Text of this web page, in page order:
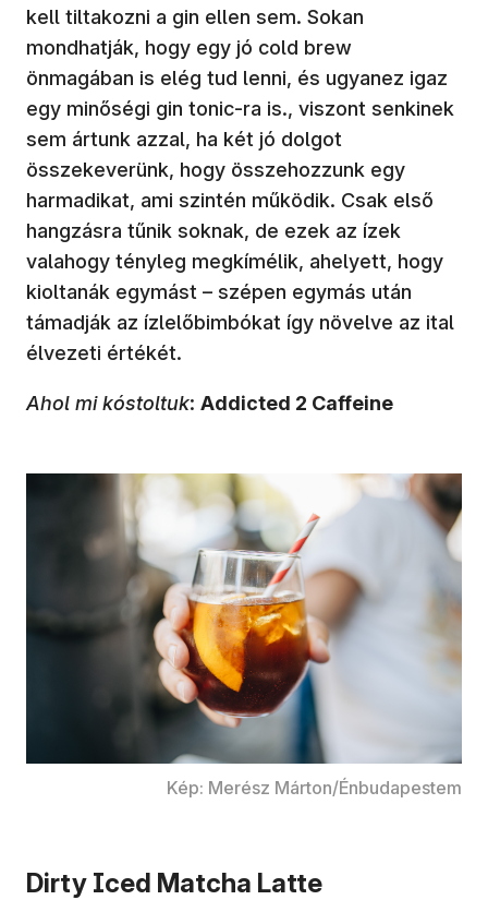
kell tiltakozni a gin ellen sem. Sokan
mondhatják, hogy egy jó cold brew
önmagában is elég tud lenni, és ugyanez igaz
egy minőségi gin tonic-ra is., viszont senkinek
sem ártunk azzal, ha két jó dolgot
összekeverünk, hogy összehozzunk egy
harmadikat, ami szintén működik. Csak első
hangzásra tűnik soknak, de ezek az ízek
valahogy tényleg megkímélik, ahelyett, hogy
kioltanák egymást – szépen egymás után
támadják az ízlelőbimbókat így növelve az ital
élvezeti értékét.
Ahol mi kóstoltuk: Addicted 2 Caffeine
Kép: Merész Márton/Énbudapestem
Dirty Iced Matcha Latte